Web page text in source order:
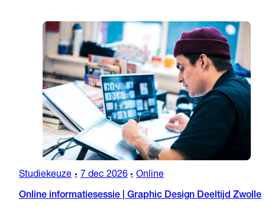
Studiekeuze • 7 dec 2026 • Online
Online informatiesessie | Graphic Design Deeltijd Zwolle